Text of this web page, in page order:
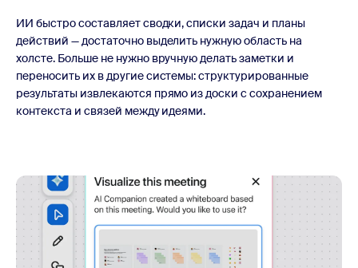
ИИ быстро составляет сводки, списки задач и планы
действий — достаточно выделить нужную область на
холсте. Больше не нужно вручную делать заметки и
переносить их в другие системы: структурированные
результаты извлекаются прямо из доски с сохранением
контекста и связей между идеями.